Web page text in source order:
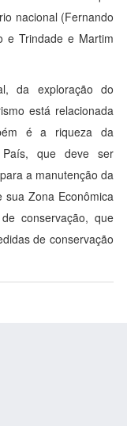
nacional (Fernando
e Trindade e Martim
da exploração do
está relacionada
é a riqueza da
que deve ser
a manutenção da
sua Zona Econômica
conservação, que
de conservação